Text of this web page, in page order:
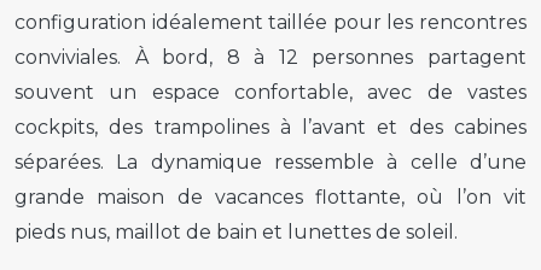
configuration idéalement taillée pour les rencontres
conviviales. À bord, 8 à 12 personnes partagent
souvent un espace confortable, avec de vastes
cockpits, des trampolines à l’avant et des cabines
séparées. La dynamique ressemble à celle d’une
grande maison de vacances flottante, où l’on vit
pieds nus, maillot de bain et lunettes de soleil.